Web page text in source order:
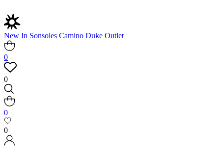
New In Sonsoles Camino Duke Outlet
0
0
0
0